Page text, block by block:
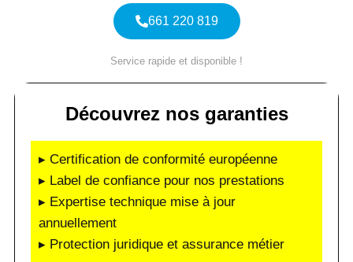
661 220 819
Service rapide et disponible !
Découvrez nos garanties
▸ Certification de conformité européenne
▸ Label de confiance pour nos prestations
▸ Expertise technique mise à jour
annuellement
▸ Protection juridique et assurance métier